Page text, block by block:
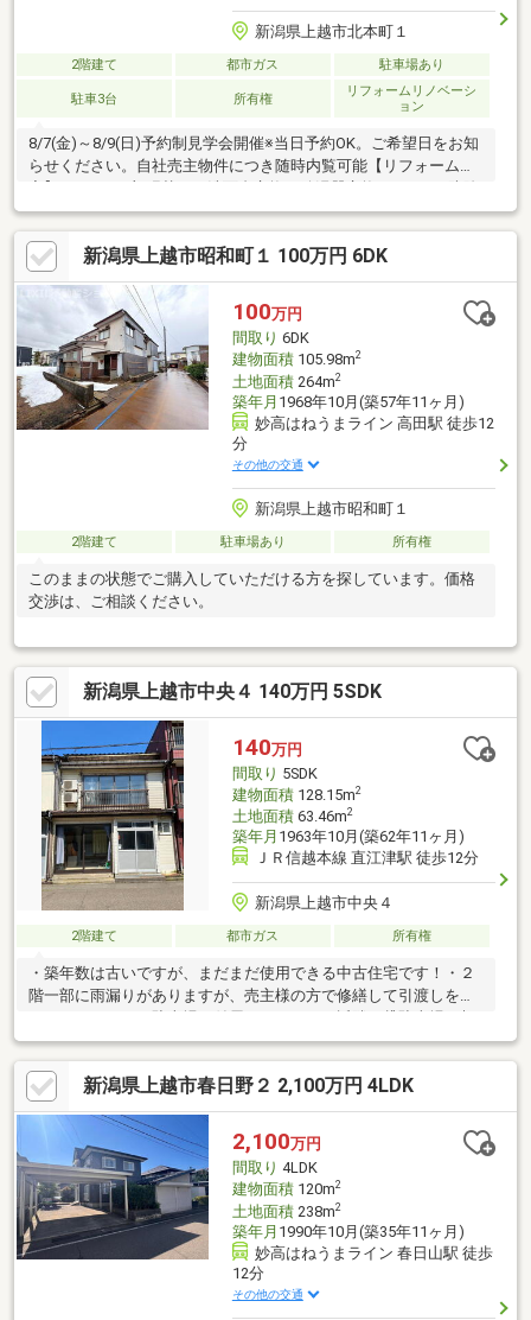
新潟県上越市北本町１
2階建て 都市ガス 駐車場あり
駐車3台 所有権
リフォームリノベーシ
ョン
8/7(金)～8/9(日)予約制見学会開催※当日予約OK。ご希望日をお知
らせください。自社売主物件につき随時内覧可能【リフォーム内
工事、クリーニング、鍵交換、雨漏り点検、設備点検【おすすめ
ポイント】・雨漏り、構造上主要な部分の欠陥や・腐食、給排水
管の故障や漏水についてお引渡しより２年間保証・シロアリ防除
工事施工後5年間保証【周辺施設】・高田駅まで約800ｍ（徒歩10
分）・東本町小学校まで約550m(徒歩7分)・城北中学校まで約
1200m(徒歩15分)・ナルス北城店
新潟県上越市昭和町１ 100万円 6DK
100万円
間取り 6DK
建物面積105.98m2
土地面積264m2
築年月 1968年10月(築57年11ヶ月)
妙高はねうまライン 高田駅 徒歩12
分
その他の交通
新潟県上越市昭和町１
2階建て 駐車場あり 所有権
このままの状態でご購入していただける方を探しています。価格
交渉は、ご相談ください。
新潟県上越市中央４ 140万円 5SDK
140万円
間取り 5SDK
建物面積128.15m2
土地面積63.46m2
築年月 1963年10月(築62年11ヶ月)
ＪＲ信越本線 直江津駅 徒歩12分
新潟県上越市中央４
2階建て 都市ガス 所有権
・築年数は古いですが、まだまだ使用できる中古住宅です！・２
階一部に雨漏りがありますが、売主様の方で修繕して引渡しをし
約する小童洋画あります。・残置物は売主が必要な物以外は現状
渡しです。※本体代金に別途諸費用が掛かります。
新潟県上越市春日野２ 2,100万円 4LDK
2,100万円
間取り 4LDK
建物面積120m2
土地面積238m2
築年月 1990年10月(築35年11ヶ月)
妙高はねうまライン 春日山駅 徒歩
12分
その他の交通